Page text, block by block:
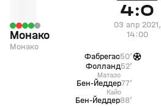
Монако
Монако
4:0
03 апр 2021,
14:00
Фабрегас50’
Фолланд
Матазо
52’
Бен-Йеддер
Кайо
77’
Бен-Йеддер88’